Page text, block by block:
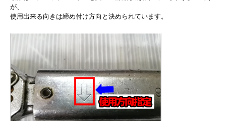
が、
使用出来る向きは締め付け方向と決められています。